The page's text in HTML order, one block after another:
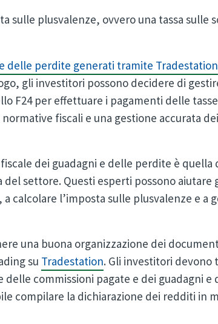
sulle plusvalenze, ovvero una tassa sulle
delle perdite generati tramite Tradestation
gli investitori possono decidere di
F24 per effettuare i pagamenti delle
fiscali e una gestione accurata
dei guadagni e delle perdite è quella
settore. Questi esperti possono aiutare
calcolare l’imposta sulle plusvalenze e a
una buona organizzazione dei
su Tradestation. Gli investitori devono
commissioni pagate e dei guadagni e
compilare la dichiarazione dei redditi in